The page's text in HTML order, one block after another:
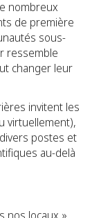
nombreux
de première
sous-
ressemble
changer leur
invitent les
virtuellement),
postes et
au-delà